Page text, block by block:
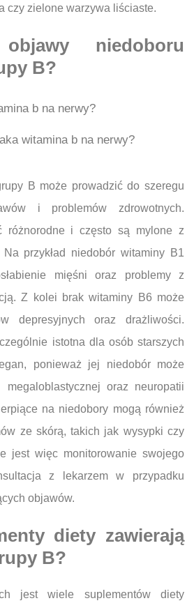
czy zielone warzywa liściaste.
niedoboru
B?
witamina b na nerwy?
B może prowadzić do szeregu
i problemów zdrowotnych.
różnorodne i często są mylone z
przykład niedobór witaminy B1
mięśni oraz problemy z
Z kolei brak witaminy B6 może
depresyjnych oraz drażliwości.
istotna dla osób starszych
ponieważ jej niedobór może
oraz neuropatii
na niedobory mogą również
ze skórą, takich jak wysypki czy
jest więc monitorowanie swojego
z lekarzem w przypadku
objawów.
diety zawierają
B?
jest wiele suplementów diety